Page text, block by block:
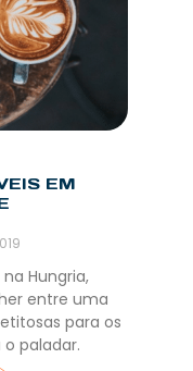
EM
Hungria,
entre uma
para os
paladar.